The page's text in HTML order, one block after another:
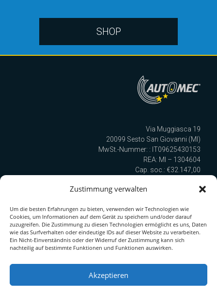
Zustimmung verwalten
Um die besten Erfahrungen zu bieten, verwenden wir Technologien wie
Cookies, um Informationen auf dem Gerät zu speichern und/oder darauf
zuzugreifen. Die Zustimmung zu diesen Technologien ermöglicht es uns, Daten
wie das Surfverhalten oder eindeutige IDs auf dieser Website zu verarbeiten.
Ein Nicht-Einverständnis oder der Widerruf der Zustimmung kann sich
nachteilig auf bestimmte Funktionen und Funktionen auswirken.
Akzeptieren
SHOP
Via Muggiasca 19
20099 Sesto San Giovanni (MI)
MwSt.-Nummer: : IT09625430153
REA: MI – 1304604
Cap. soc.: €32.147,00
Wir sind nach UNI EN ISO 9001:2015 zertifiziert!
Quick Link zur Serie